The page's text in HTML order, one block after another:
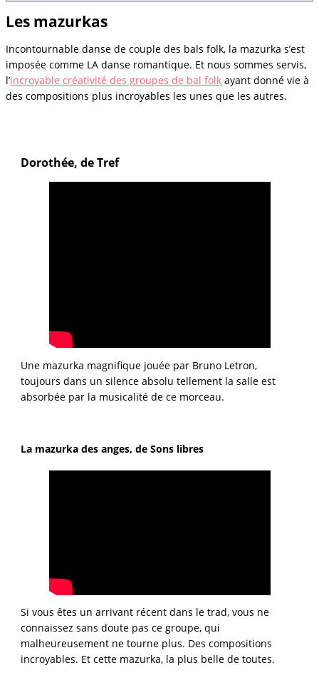
Les mazurkas
Incontournable danse de couple des bals folk, la mazurka s’est
imposée comme LA danse romantique. Et nous sommes servis,
l’incroyable créativité des groupes de bal folk ayant donné vie à
des compositions plus incroyables les unes que les autres.
Dorothée, de Tref
Une mazurka magnifique jouée par Bruno Letron,
toujours dans un silence absolu tellement la salle est
absorbée par la musicalité de ce morceau.
La mazurka des anges, de Sons libres
Si vous êtes un arrivant récent dans le trad, vous ne
connaissez sans doute pas ce groupe, qui
malheureusement ne tourne plus. Des compositions
incroyables. Et cette mazurka, la plus belle de toutes.